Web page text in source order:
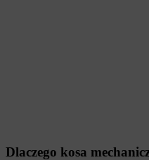
Dlaczego kosa